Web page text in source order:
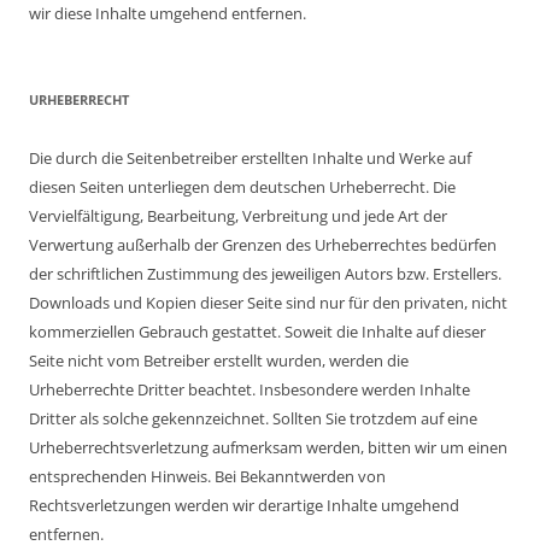
wir diese Inhalte umgehend entfernen.
URHEBERRECHT
Die durch die Seitenbetreiber erstellten Inhalte und Werke auf
diesen Seiten unterliegen dem deutschen Urheberrecht. Die
Vervielfältigung, Bearbeitung, Verbreitung und jede Art der
Verwertung außerhalb der Grenzen des Urheberrechtes bedürfen
der schriftlichen Zustimmung des jeweiligen Autors bzw. Erstellers.
Downloads und Kopien dieser Seite sind nur für den privaten, nicht
kommerziellen Gebrauch gestattet. Soweit die Inhalte auf dieser
Seite nicht vom Betreiber erstellt wurden, werden die
Urheberrechte Dritter beachtet. Insbesondere werden Inhalte
Dritter als solche gekennzeichnet. Sollten Sie trotzdem auf eine
Urheberrechtsverletzung aufmerksam werden, bitten wir um einen
entsprechenden Hinweis. Bei Bekanntwerden von
Rechtsverletzungen werden wir derartige Inhalte umgehend
entfernen.